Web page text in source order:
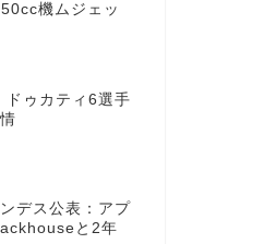
機ムジェッ
ドゥカティ6選手
デス公表：アプ
と2年